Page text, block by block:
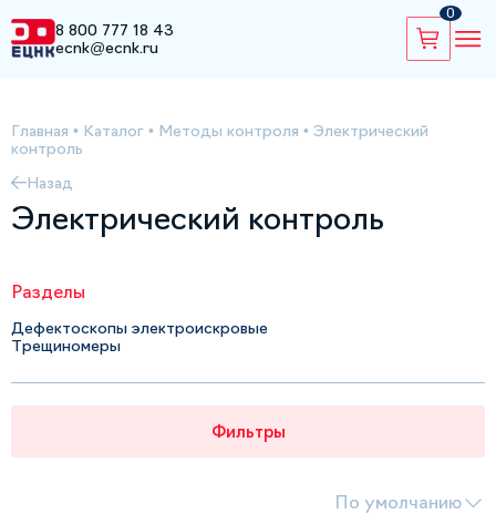
8 800 777 18 43
ecnk@ecnk.ru
0
Главная • Каталог • Методы контроля • Электрический
контроль
Назад
Электрический контроль
Разделы
Дефектоскопы электроискровые
Трещиномеры
Фильтры
По умолчанию